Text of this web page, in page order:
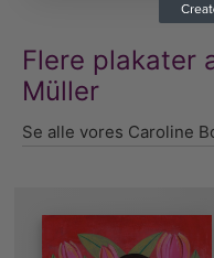
Flere plakater
Müller
Se alle vores Caroline